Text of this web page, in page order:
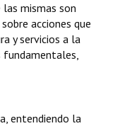
las mismas son
acciones que
y servicios a la
fundamentales,
entendiendo la